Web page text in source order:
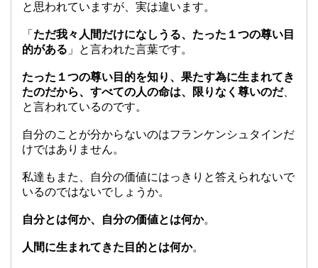
と思われていますが、実は違います。
「 ただ我々人間だけになしうる、たった１つの尊い目
的がある 」と言われた言葉です。
たった１つの尊い目的を知り、果たす為に生まれてき
たのだから、すべての人の命は、限りなく尊いのだ、
と言われているのです。
自分のことが分からないのはフランケンシュタインだ
けではありません。
私達もまた、自分の価値にはっきりと答えられないで
いるのではないでしょうか。
自分とは何か、自分の価値とは何か。
人間に生まれてきた目的とは何か。